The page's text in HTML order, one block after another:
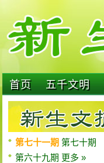
首页 五千文明
第七十一期 第七十期
第六十九期 更多 »